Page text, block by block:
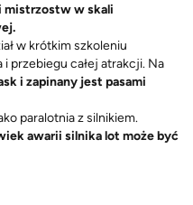
mistrzostw w skali
w krótkim szkoleniu
przebiegu całej atrakcji. Na
i zapinany jest pasami
paralotnia z silnikiem.
awarii silnika lot może być